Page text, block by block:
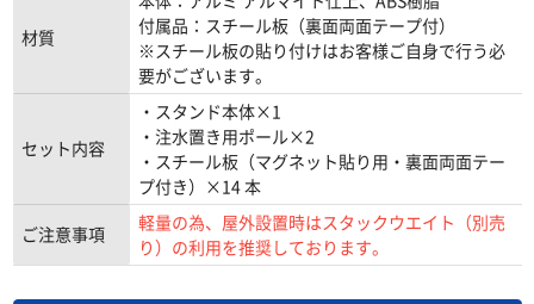
材質
付属品：スチール板（裏面両面テープ付）
※スチール板の貼り付けはお客様ご自身で行う必
要がございます。
セット内容
・スタンド本体×1
・注水置き用ポール×2
・スチール板（マグネット貼り用・裏面両面テー
プ付き）×14 本
ご注意事項
軽量の為、屋外設置時はスタックウエイト（別売
り）の利用を推奨しております。